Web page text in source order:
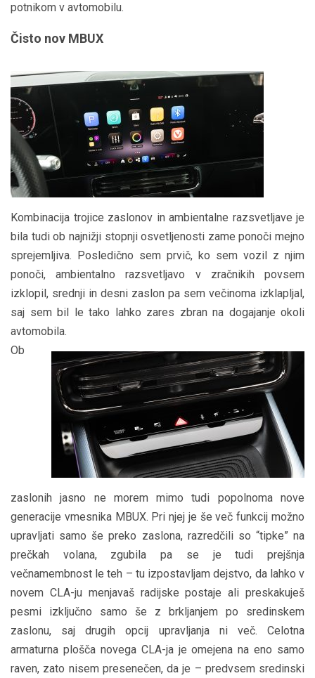
potnikom v avtomobilu.
Čisto nov MBUX
Kombinacija trojice zaslonov in ambientalne razsvetljave je
bila tudi ob najnižji stopnji osvetljenosti zame ponoči mejno
sprejemljiva. Posledično sem prvič, ko sem vozil z njim
ponoči, ambientalno razsvetljavo v zračnikih povsem
izklopil, srednji in desni zaslon pa sem večinoma izklapljal,
saj sem bil le tako lahko zares zbran na dogajanje okoli
avtomobila.
Ob
zaslonih jasno ne morem mimo tudi popolnoma nove
generacije vmesnika MBUX. Pri njej je še več funkcij možno
upravljati samo še preko zaslona, razredčili so “tipke” na
prečkah volana, zgubila pa se je tudi prejšnja
večnamembnost le teh – tu izpostavljam dejstvo, da lahko v
novem CLA-ju menjavaš radijske postaje ali preskakuješ
pesmi izključno samo še z brkljanjem po sredinskem
zaslonu, saj drugih opcij upravljanja ni več. Celotna
armaturna plošča novega CLA-ja je omejena na eno samo
raven, zato nisem presenečen, da je – predvsem sredinski